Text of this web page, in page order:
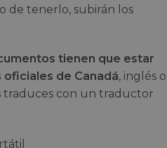
de tenerlo, subirán los
tienen que estar
oficiales de Canadá, inglés o
traduces con un traductor